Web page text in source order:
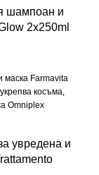
шампоан и
2х250ml
маска Farmavita
косъма,
Omniplex
увредена и